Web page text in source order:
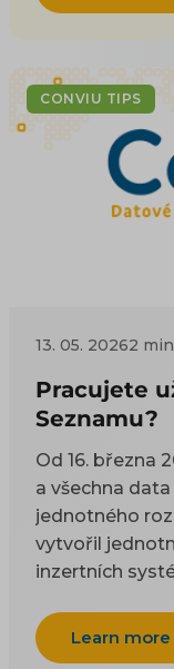
CONVIU TIPS
13. 05. 20262
Pracujete
Seznamu?
Od 16. března
a všechna
jednotného
vytvořil
inzertních
ohledně
ohledně
Learn more